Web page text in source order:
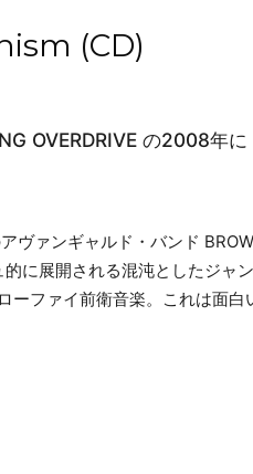
Techno
(CD)
OVERDRIVE の2008年に
ヴァンギャルド・バンド
に展開される混沌としたジャン
ーファイ前衛音楽。これは面白